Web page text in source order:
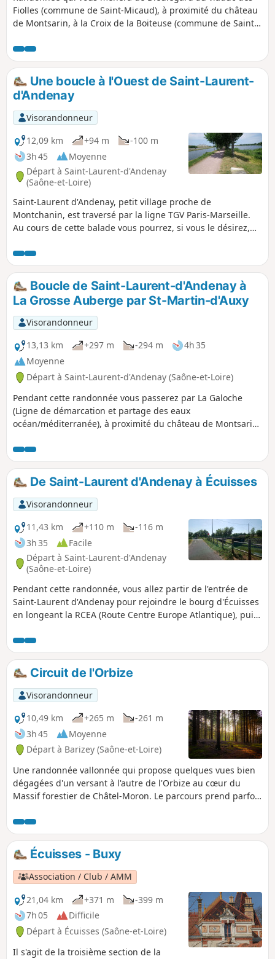
Fiolles (commune de Saint-Micaud), à proximité du château
de Montsarin, à la Croix de la Boiteuse (commune de Saint-
Eusèbe) et retour au point de départ en passant près du
château des Buissons (commune de Marigny)
Une boucle à l'Ouest de Saint-Laurent-
d'Andenay
Visorandonneur
12,09 km
+94 m
-100 m
3h 45
Moyenne
Départ à Saint-Laurent-d'Andenay
(Saône-et-Loire)
Saint-Laurent d'Andenay, petit village proche de
Montchanin, est traversé par la ligne TGV Paris-Marseille.
Au cours de cette balade vous pourrez, si vous le désirez,
vous avez des tables à votre disposition.
Boucle de Saint-Laurent-d'Andenay à
La Grosse Auberge par St-Martin-d'Auxy
Visorandonneur
13,13 km
+297 m -294 m
4h 35
Moyenne
Départ à Saint-Laurent-d'Andenay (Saône-et-Loire)
Pendant cette randonnée vous passerez par La Galoche
(Ligne de démarcation et partage des eaux
océan/méditerranée), à proximité du château de Montsarin
Grosse Auberge (hameau des Baudots)
De Saint-Laurent d'Andenay à Écuisses
Visorandonneur
11,43 km
+110 m
-116 m
3h 35
Facile
Départ à Saint-Laurent-d'Andenay
(Saône-et-Loire)
Pendant cette randonnée, vous allez partir de l'entrée de
Saint-Laurent d'Andenay pour rejoindre le bourg d'Écuisses
en longeant la RCEA (Route Centre Europe Atlantique), puis
du Canal du Centre. À Écuisses, vous avez les options de
visiter le Musée du Canal et la Villa Perrusson. Puis toujours
par la voie verte, vous rejoindrez le pont Jeanne Rose et
votre point de départ par la D18.
Circuit de l'Orbize
Visorandonneur
10,49 km
+265 m
-261 m
3h 45
Moyenne
Départ à Barizey (Saône-et-Loire)
Une randonnée vallonnée qui propose quelques vues bien
dégagées d'un versant à l'autre de l'Orbize au cœur du
Massif forestier de Châtel-Moron. Le parcours prend parfois
présente pas de grosses difficultés tout en restant
suffisamment ombragé pour s'envisager à la belle saison.
Écuisses - Buxy
Association / Club / AMM
21,04 km
+371 m
-399 m
7h 05
Difficile
Départ à Écuisses (Saône-et-Loire)
Il s'agit de la troisième section de la